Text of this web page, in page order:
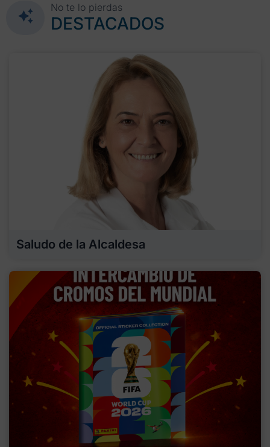
No te lo pierdas
DESTACADOS
Saludo de la Alcaldesa